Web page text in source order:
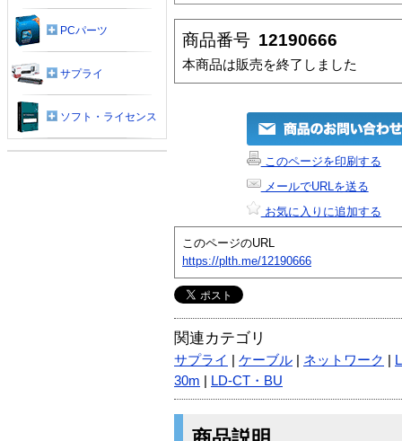
商品番号 12190666
本商品は販売を終了しました
このページを印刷する
メールでURLを送る
お気に入りに追加する
このページのURL
https://plth.me/12190666
関連カテゴリ
サプライ ケーブル ネットワーク
30m
LD-CT・BU
PCパーツ
サプライ
ソフト・ライセンス